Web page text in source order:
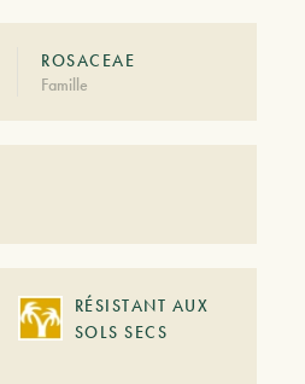
ROSACEAE
Famille
RÉSISTANT AUX
SOLS SECS